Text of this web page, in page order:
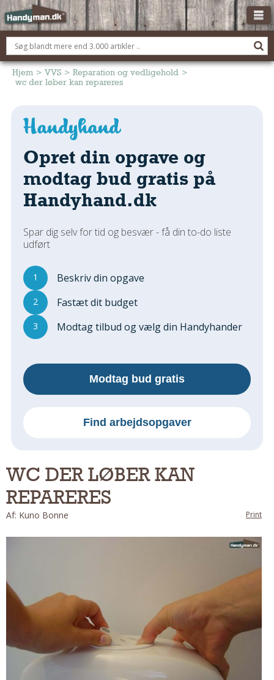
OM HANDYMAN.DK
FÅ 3 TILBUD
TØMRER/SNEDKER
Montage Og Nybyg
Reparation Og Vedligehold
Alt Om Køkkenet
Om Materialer
Andet
Regler Og Love
Udskiftning Og Montage
Om Materialer
Tips Og Tests
Montage Og Udskiftning
Reparation Og Vedligehold
Udendørs
Kan Det Males?
MURER
GLARMESTER
Udskiftning Og Montage
HANDYMAN
Hjem > VVS > Reparation og vedligehold >
wc der løber kan repareres
Opret din opgave og
modtag bud gratis på
Handyhand.dk
Spar dig selv for tid og besvær - få din to-do liste
udført
1 Beskriv din opgave
2 Fastæt dit budget
3 Modtag tilbud og vælg din Handyhander
Modtag bud gratis
Find arbejdsopgaver
WC DER LØBER KAN
REPARERES
Af: Kuno Bonne Print